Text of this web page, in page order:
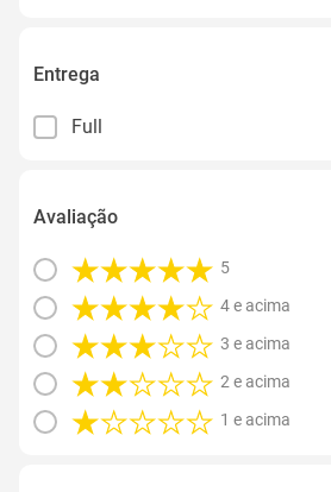
Entrega
Full
Avaliação
5
4 e acima
3 e acima
2 e acima
1 e acima